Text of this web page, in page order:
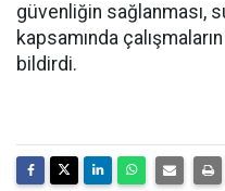
güvenliğin sağlanması,
kapsamında
bildirdi.